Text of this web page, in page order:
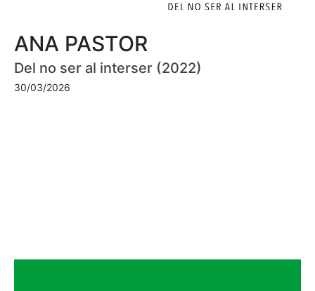
ANA PASTOR
Del no ser al interser (2022)
30/03/2026